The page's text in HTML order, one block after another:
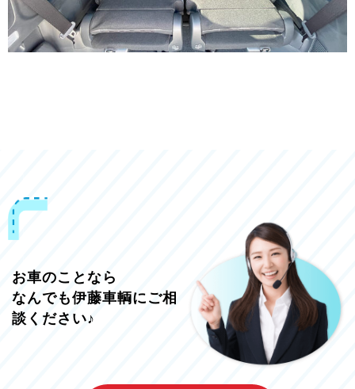
お車のことなら
なんでも伊藤車輌にご相
談ください♪